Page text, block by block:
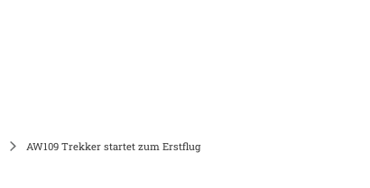
AW109 Trekker startet zum Erstflug